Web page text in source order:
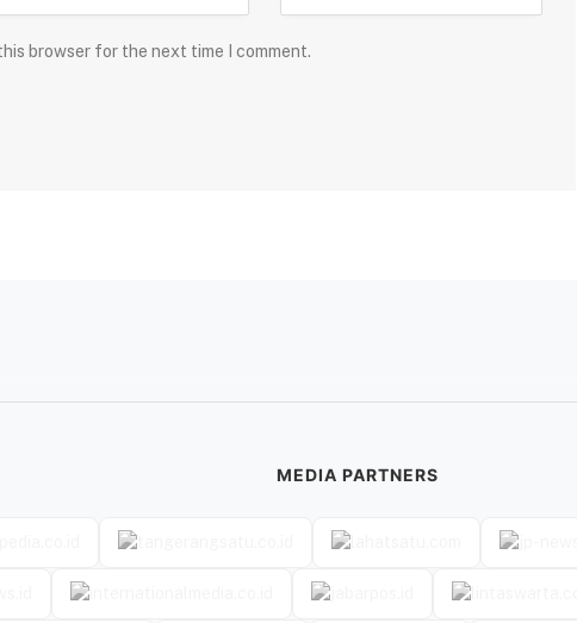
browser for the next time I comment.
MEDIA PARTNERS